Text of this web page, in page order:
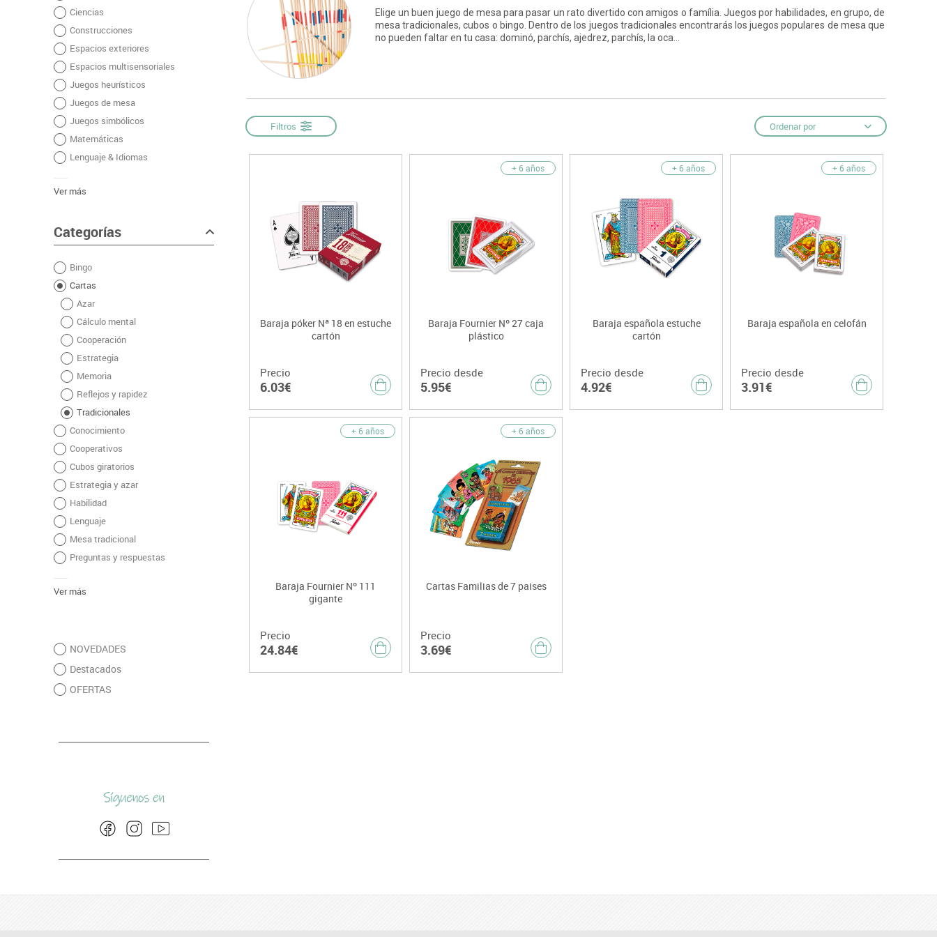
Informática
Manualidades
Material escolar
Plastifica, encuaderna, destruye
Papel y manipulados
Primeras edades
Psicomotricidad
Stem
Pizarras, vitrinas y expositores
Sillas, bancos y taburetes
Deportes raqueta
Entrenamiento
Equipamiento
Protección deportiva
Psicomotricidad
Monitores interactivos
Pc & tablets & cámaras documentos
Ciencias
Construcciones
Espacios exteriores
Espacios multisensoriales
Juegos heurísticos
Juegos de mesa
Juegos simbólicos
Matemáticas
Lenguaje & Idiomas
Ver más
Categorías
Bingo
Cartas
Azar
Cálculo mental
Cooperación
Estrategia
Memoria
Reflejos y rapidez
Tradicionales
Conocimiento
Cooperativos
Cubos giratorios
Estrategia y azar
Habilidad
Lenguaje
Mesa tradicional
Preguntas y respuestas
Ver más
NOVEDADES
Destacados
OFERTAS
Elige un buen juego de mesa para pasar un rato divertido con amigos o família. Juegos por habilidades, en grupo, de
mesa tradicionales, cubos o bingo. Dentro de los juegos tradicionales encontrarás los juegos populares de mesa que
no pueden faltar en tu casa: dominó, parchís, ajedrez, parchís, la oca...
Filtros Ordenar por
Baraja póker Nª 18 en estuche
cartón
Precio
6.03€
+ 6 años
Baraja Fournier Nº 27 caja
plástico
Precio desde
5.95€
+ 6 años
Baraja española estuche
cartón
Precio desde
4.92€
+ 6 años
Baraja española en celofán
Precio desde
3.91€
+ 6 años
Baraja Fournier Nº 111
gigante
Precio
24.84€
+ 6 años
Cartas Familias de 7 paises
Precio
3.69€